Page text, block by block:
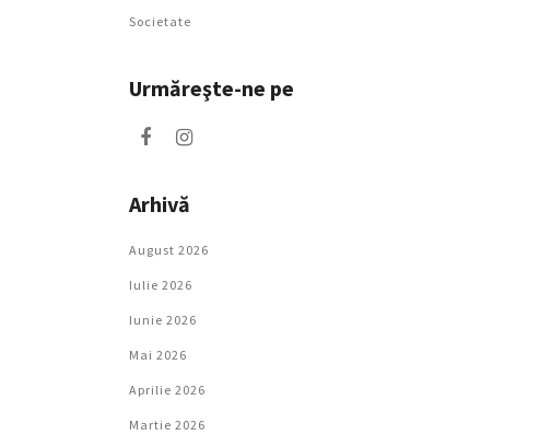
Societate
Urmăreşte-ne pe
Arhivă
August 2026
Iulie 2026
Iunie 2026
Mai 2026
Aprilie 2026
Martie 2026